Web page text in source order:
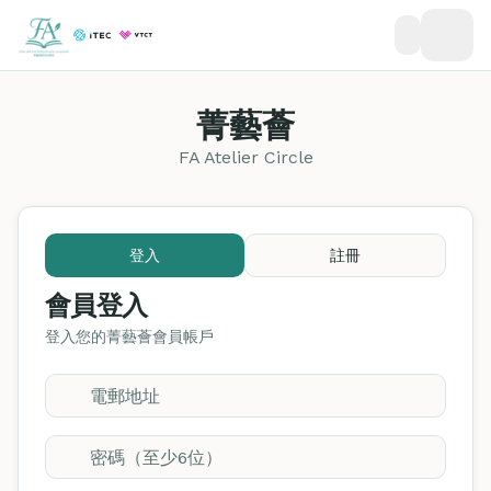
菁藝薈
FA Atelier Circle
登入 註冊
會員登入
登入您的菁藝薈會員帳戶